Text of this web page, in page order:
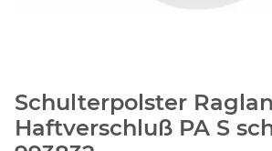
Schulterpolster Raglan
Haftverschluß PA S